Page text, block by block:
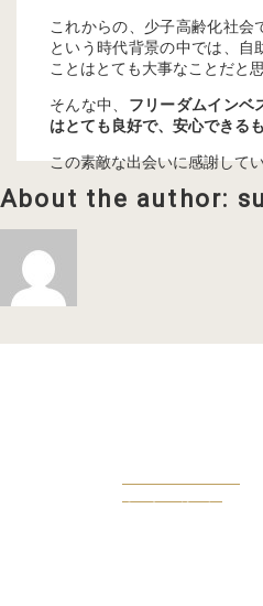
これからの、少子高齢化社会
という時代背景の中では、自
ことはとても大事なことだと思
そんな中、 フリーダムインベ
はとても良好で、安心できる
この素敵な出会いに感謝して
About the author: